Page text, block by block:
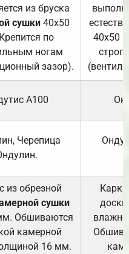
из бруска
сушки40х50
по
ногам
зазор).
40х50
А100
Черепица
из обрезной
сушки
Обшиваются
камерной
16 мм.
доски